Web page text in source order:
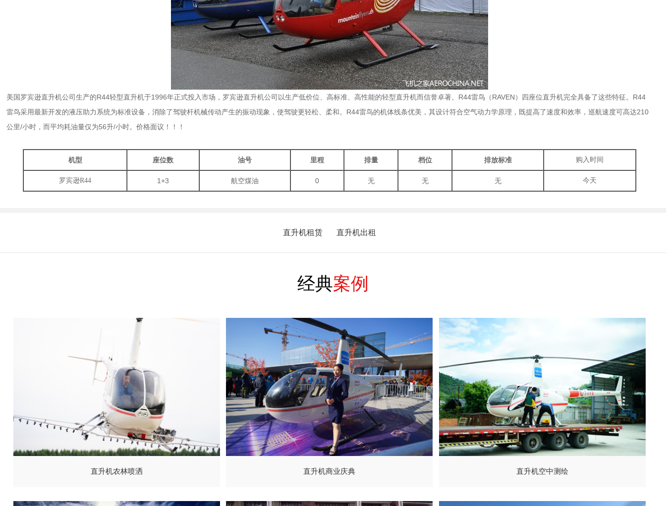
美国罗宾逊直升机公司生产的R44轻型直升机于1996年正式投入市场，罗宾逊直升机公司以生产低价位、高标准、高性能的轻型直升机而信誉卓著。R44雷鸟（RAVEN）四座位直升机完全具备了这些特征。R44
雷鸟采用最新开发的液压助力系统为标准设备，消除了驾驶杆机械传动产生的振动现象，使驾驶更轻松、柔和。R44雷鸟的机体线条优美，其设计符合空气动力学原理，既提高了速度和效率，巡航速度可高达210
公里/小时，而平均耗油量仅为56升/小时。价格面议！！！
机型 座位数 油号 里程 排量 档位 排放标准 购入时间
罗宾逊R44 1+3 航空煤油 0 无 无 无 今天
直升机租赁 直升机出租
经典案例
直升机农林喷洒 直升机商业庆典 直升机空中测绘